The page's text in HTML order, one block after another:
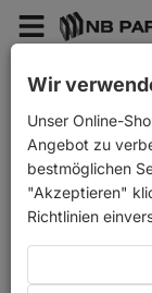
Menü
PKW Ersatzteile
Relevanz
100
Wir
Unser Online-
Angebot zu
bestmöglichen
"Akzeptieren"
Richtlinien